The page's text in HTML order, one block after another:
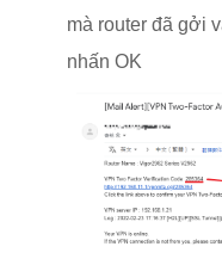
mà router đã gởi
nhấn OK